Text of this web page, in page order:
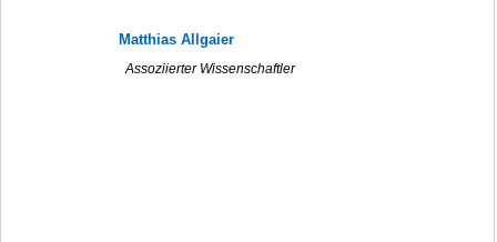
Matthias Allgaier
Assoziierter Wissenschaftler